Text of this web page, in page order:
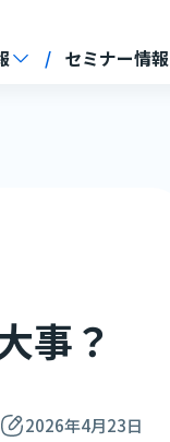
セミナー情報
事？
2026年4月23日